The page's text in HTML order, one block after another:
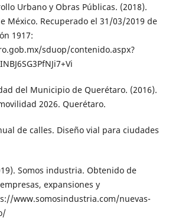
Urbano y Obras Públi­cas. (2018).
México. Recuperado el 31/03/2019 de
1917:
sduop/contenido.aspx?
del Municipio de Que­rétaro. (2016).
2026. Querétaro.
de calles. Diseño vial para ciudades
Somos industria. Obtenido de
expansiones y
www.somosindustria.com/nuevas-